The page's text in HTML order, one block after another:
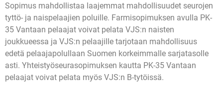
Sopimus mahdollistaa laajemmat mahdollisuudet seurojen
tyttö- ja naispelaajien poluille. Farmisopimuksen avulla PK-
35 Vantaan pelaajat voivat pelata VJS:n naisten
joukkueessa ja VJS:n pelaajille tarjotaan mahdollisuus
edetä pelaajapolullaan Suomen korkeimmalle sarjatasolle
asti. Yhteistyöseurasopimuksen kautta PK-35 Vantaan
pelaajat voivat pelata myös VJS:n B-tytöissä.